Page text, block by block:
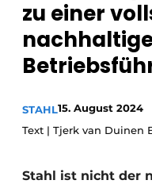
Datenschutz /
Ein
zu einer
STAHL15. August 2024
Text | Tjerk van Duinen
Stahl ist nicht der